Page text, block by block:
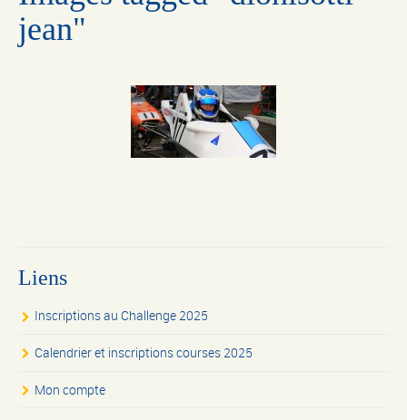
jean"
Liens
Inscriptions au Challenge 2025
Calendrier et inscriptions courses 2025
Mon compte